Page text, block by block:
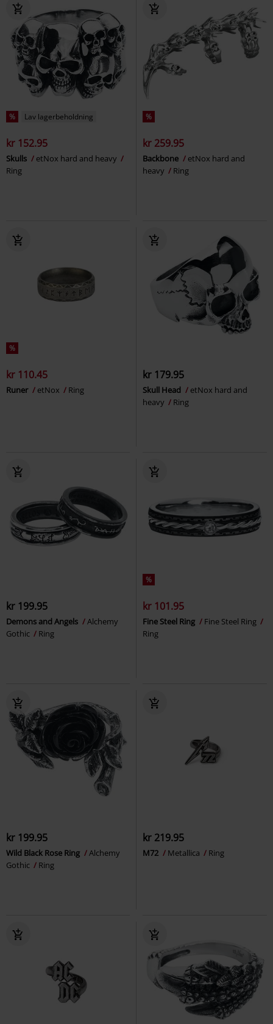
% Lav lagerbeholdning
kr 152.95
Skulls
etNox hard and heavy
Ring
%
kr 259.95
Backbone
etNox hard and
heavy
Ring
%
kr 110.45
Runer etNox Ring
kr 179.95
Skull Head
etNox hard and
heavy
Ring
kr 199.95
Demons and Angels
Alchemy
Gothic
Ring
%
kr 101.95
Fine Steel Ring
Fine Steel Ring
Ring
kr 199.95
Wild Black Rose Ring
Alchemy
Gothic
Ring
kr 219.95
M72 Metallica Ring